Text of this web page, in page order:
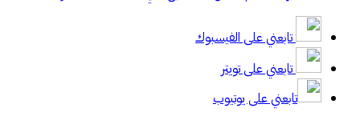
تابعني على الفيسبوك
تابعني على تويتر
تابعني على يوتيوب